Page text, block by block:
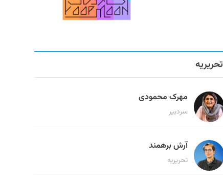
تحریریه
مهرک محمودی
سردبیر
آرش برهمند
تحریریه